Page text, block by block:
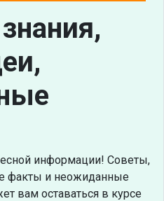
информации! Советы,
факты и неожиданные
вам оставаться в курсе